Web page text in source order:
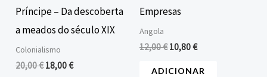
Príncipe – Da descoberta
a meados do século XIX
Colonialismo
20,00€ 18,00€
Empresas
Angola
12,00€ 10,80€
ADICIONAR